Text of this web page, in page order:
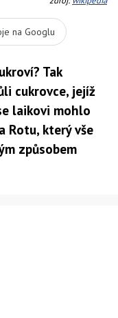
na Googlu
Tak
cukrovce, jejíž
laikovi mohlo
Rotu, který vše
způsobem